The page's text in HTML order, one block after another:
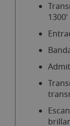
1300'